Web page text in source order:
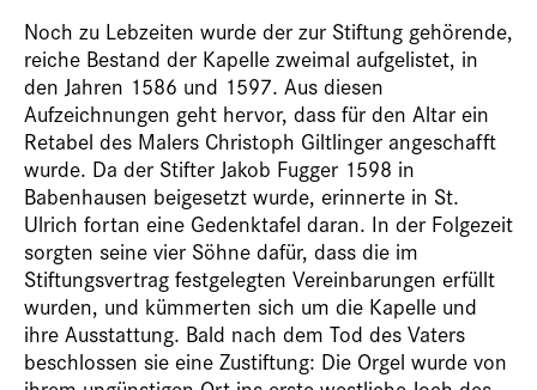
Noch zu Lebzeiten wurde der zur Stiftung gehörende,
reiche Bestand der Kapelle zweimal aufgelistet, in
den Jahren 1586 und 1597. Aus diesen
Aufzeichnungen geht hervor, dass für den Altar ein
Retabel des Malers Christoph Giltlinger angeschafft
wurde. Da der Stifter Jakob Fugger 1598 in
Babenhausen beigesetzt wurde, erinnerte in St.
Ulrich fortan eine Gedenktafel daran. In der Folgezeit
sorgten seine vier Söhne dafür, dass die im
Stiftungsvertrag festgelegten Vereinbarungen erfüllt
wurden, und kümmerten sich um die Kapelle und
ihre Ausstattung. Bald nach dem Tod des Vaters
beschlossen sie eine Zustiftung: Die Orgel wurde von